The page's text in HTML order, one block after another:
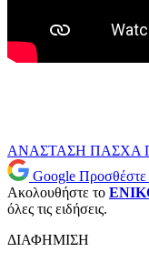
ΑΝΑΣΤΑΣΗ ΠΑΣΧΑ
Google
Ακολουθήστε το
όλες τις ειδήσεις.
ΔΙΑΦΗΜΙΣΗ